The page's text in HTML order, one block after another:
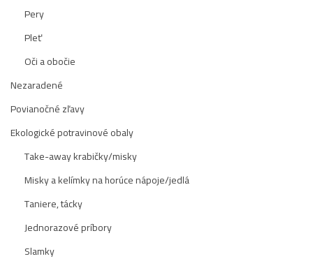
Pery
Pleť
Oči a obočie
Nezaradené
Povianočné zľavy
Ekologické potravinové obaly
Take-away krabičky/misky
Misky a kelímky na horúce nápoje/jedlá
Taniere, tácky
Jednorazové príbory
Slamky